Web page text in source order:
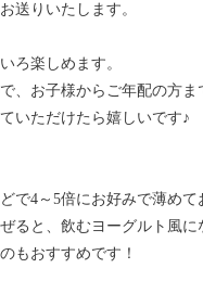
送りいたします。
ろ楽しめます。
、お子様からご年配の方ま
いただけたら嬉しいです♪
で4～5倍にお好みで薄めて
ると、飲むヨーグルト風に
もおすすめです！